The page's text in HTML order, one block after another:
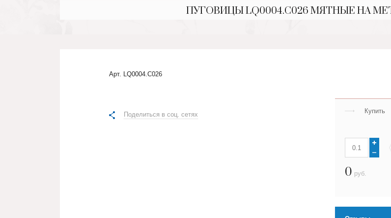
ПУГОВИЦЫ LQ0004.С026 МЯТНЫЕ НА
Арт. LQ0004.C026
Поделиться в соц. сетях Купить
0 руб.